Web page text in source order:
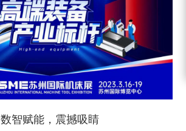
数智赋能，震撼吸睛